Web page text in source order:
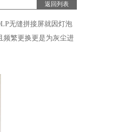
返回列表
无缝拼接屏就因灯泡
频繁更换更是为灰尘进